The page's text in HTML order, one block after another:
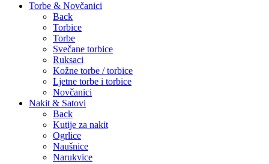
Torbe & Novčanici
Back
Torbice
Torbe
Svečane torbice
Ruksaci
Kožne torbe / torbice
Ljetne torbe i torbice
Novčanici
Nakit & Satovi
Back
Kutije za nakit
Ogrlice
Naušnice
Narukvice